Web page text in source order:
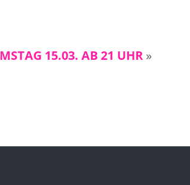
15.03. AB 21 UHR »